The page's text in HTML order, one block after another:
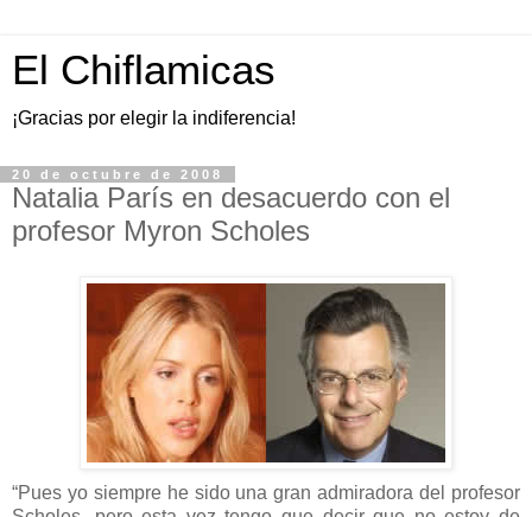
El Chiflamicas
¡Gracias por elegir la indiferencia!
20 de octubre de 2008
Natalia París en desacuerdo con el
profesor Myron Scholes
“Pues yo siempre he sido una gran admiradora del profesor